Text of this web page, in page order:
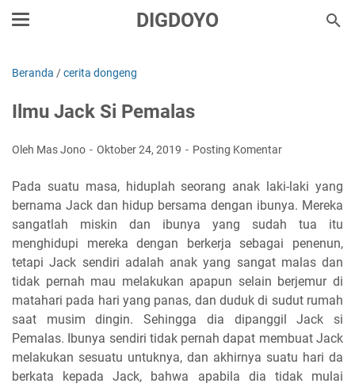
DIGDOYO
Beranda /cerita dongeng
Ilmu Jack Si Pemalas
Oleh Mas Jono Oktober 24, 2019 Posting Komentar
Pada suatu masa, hiduplah seorang anak laki-laki yang
bernama Jack dan hidup bersama dengan ibunya. Mereka
sangatlah miskin dan ibunya yang sudah tua itu
menghidupi mereka dengan berkerja sebagai penenun,
tetapi Jack sendiri adalah anak yang sangat malas dan
tidak pernah mau melakukan apapun selain berjemur di
matahari pada hari yang panas, dan duduk di sudut rumah
saat musim dingin. Sehingga dia dipanggil Jack si
Pemalas. Ibunya sendiri tidak pernah dapat membuat Jack
melakukan sesuatu untuknya, dan akhirnya suatu hari da
berkata kepada Jack, bahwa apabila dia tidak mulai